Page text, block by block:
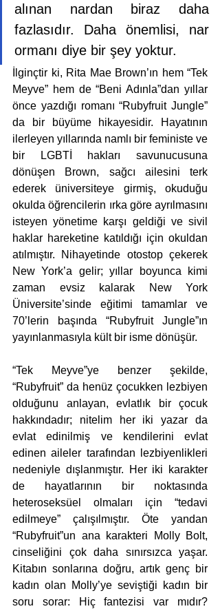
alınan nardan biraz daha
fazlasıdır. Daha önemlisi, nar
ormanı diye bir şey yoktur.
İlginçtir ki, Rita Mae Brown’ın hem “Tek
Meyve” hem de “Beni Adınla”dan yıllar
önce yazdığı romanı “Rubyfruit Jungle”
da bir büyüme hikayesidir. Hayatının
ilerleyen yıllarında namlı bir feministe ve
bir LGBTİ hakları savunucusuna
dönüşen Brown, sağcı ailesini terk
ederek üniversiteye girmiş, okuduğu
okulda öğrencilerin ırka göre ayrılmasını
isteyen yönetime karşı geldiği ve sivil
haklar hareketine katıldığı için okuldan
atılmıştır. Nihayetinde otostop çekerek
New York’a gelir; yıllar boyunca kimi
zaman evsiz kalarak New York
Üniversite’sinde eğitimi tamamlar ve
70’lerin başında “Rubyfruit Jungle”ın
yayınlanmasıyla kült bir isme dönüşür.
“Tek Meyve”ye benzer şekilde,
“Rubyfruit” da henüz çocukken lezbiyen
olduğunu anlayan, evlatlık bir çocuk
hakkındadır; nitelim her iki yazar da
evlat edinilmiş ve kendilerini evlat
edinen aileler tarafından lezbiyenlikleri
nedeniyle dışlanmıştır. Her iki karakter
de hayatlarının bir noktasında
heteroseksüel olmaları için “tedavi
edilmeye” çalışılmıştır. Öte yandan
“Rubyfruit”un ana karakteri Molly Bolt,
cinseliğini çok daha sınırsızca yaşar.
Kitabın sonlarına doğru, artık genç bir
kadın olan Molly’ye seviştiği kadın bir
soru sorar: Hiç fantezisi var mıdır?